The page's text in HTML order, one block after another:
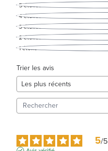
5étoiles
4étoiles
3étoiles
2étoiles
1étoile
Trier les avis
5/5